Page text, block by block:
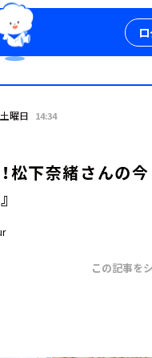
グイン
土曜日 14:34
松下奈緒さんの今
この記事を